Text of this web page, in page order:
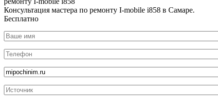
Консультация мастера по ремонту I-mobile i858 в Самаре.
Бесплатно